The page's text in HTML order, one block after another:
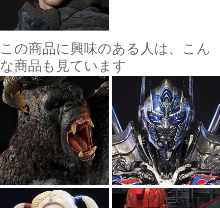
この商品に興味のある人は、こん
な商品も見ています